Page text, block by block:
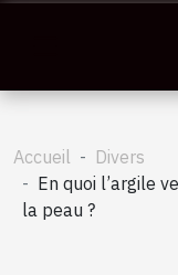
Accueil
Divers
En quoi l’argile
la peau ?